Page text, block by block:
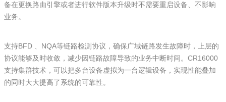
备在更换路由引擎或者进行软件版本升级时不需要重启设备、不影响
业务。
支持BFD 、NQA等链路检测协议，确保广域链路发生故障时，上层的
协议能够及时收敛，减少因链路故障导致的业务中断时间。CR16000
支持集群技术，可以把多台设备虚拟为一台逻辑设备，实现性能叠加
的同时大大提高了系统的可靠性。